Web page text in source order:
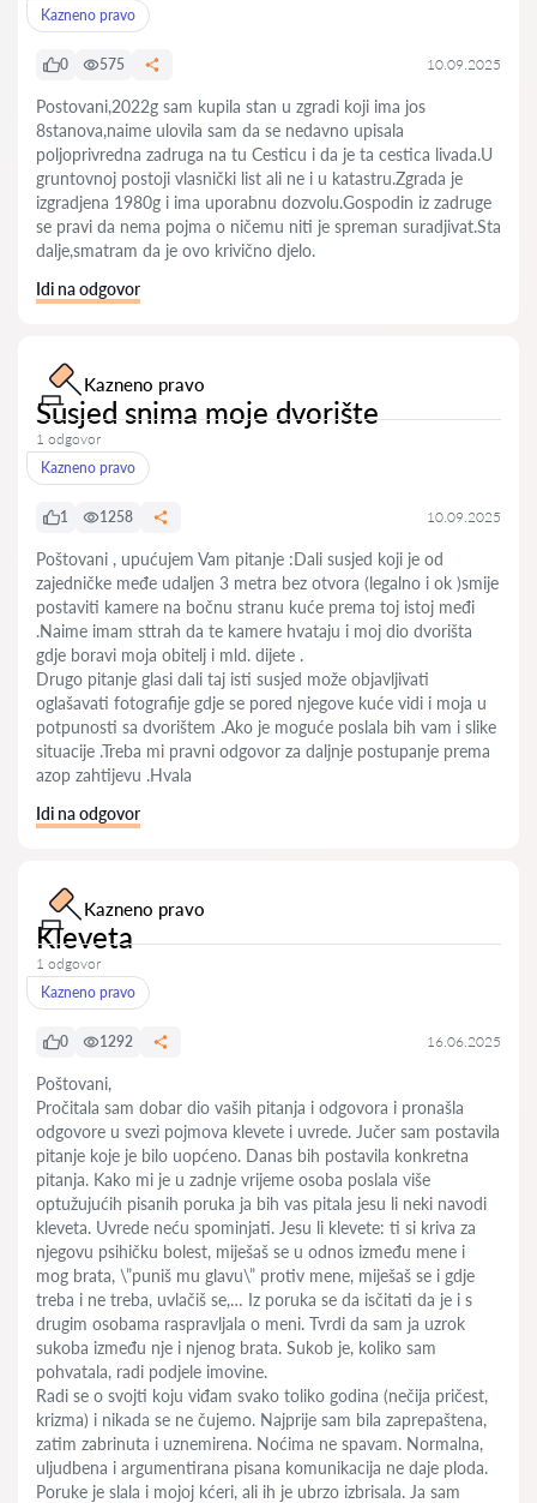
Kazneno pravo
0 575 10.09.2025
Postovani,2022g sam kupila stan u zgradi koji ima jos
8stanova,naime ulovila sam da se nedavno upisala
poljoprivredna zadruga na tu Cesticu i da je ta cestica livada.U
gruntovnoj postoji vlasnički list ali ne i u katastru.Zgrada je
izgradjena 1980g i ima uporabnu dozvolu.Gospodin iz zadruge
se pravi da nema pojma o ničemu niti je spreman suradjivat.Sta
dalje,smatram da je ovo krivično djelo.
Idi na odgovor
Kazneno pravo
Susjed snima moje dvorište
1 odgovor
Kazneno pravo
1 1258 10.09.2025
Poštovani , upućujem Vam pitanje :Dali susjed koji je od
zajedničke međe udaljen 3 metra bez otvora (legalno i ok )smije
postaviti kamere na bočnu stranu kuće prema toj istoj međi
.Naime imam sttrah da te kamere hvataju i moj dio dvorišta
gdje boravi moja obitelj i mld. dijete .
Drugo pitanje glasi dali taj isti susjed može objavljivati
oglašavati fotografije gdje se pored njegove kuće vidi i moja u
potpunosti sa dvorištem .Ako je moguće poslala bih vam i slike
situacije .Treba mi pravni odgovor za daljnje postupanje prema
azop zahtijevu .Hvala
Idi na odgovor
Kazneno pravo
Kleveta
1 odgovor
Kazneno pravo
0 1292 16.06.2025
Poštovani,
Pročitala sam dobar dio vaših pitanja i odgovora i pronašla
odgovore u svezi pojmova klevete i uvrede. Jučer sam postavila
pitanje koje je bilo uopćeno. Danas bih postavila konkretna
pitanja. Kako mi je u zadnje vrijeme osoba poslala više
optužujućih pisanih poruka ja bih vas pitala jesu li neki navodi
kleveta. Uvrede neću spominjati. Jesu li klevete: ti si kriva za
njegovu psihičku bolest, miješaš se u odnos između mene i
mog brata, \”puniš mu glavu\” protiv mene, miješaš se i gdje
treba i ne treba, uvlačiš se,… Iz poruka se da isčitati da je i s
drugim osobama raspravljala o meni. Tvrdi da sam ja uzrok
sukoba između nje i njenog brata. Sukob je, koliko sam
pohvatala, radi podjele imovine.
Radi se o svojti koju viđam svako toliko godina (nečija pričest,
krizma) i nikada se ne čujemo. Najprije sam bila zaprepaštena,
zatim zabrinuta i uznemirena. Noćima ne spavam. Normalna,
uljudbena i argumentirana pisana komunikacija ne daje ploda.
Poruke je slala i mojoj kćeri, ali ih je ubrzo izbrisala. Ja sam